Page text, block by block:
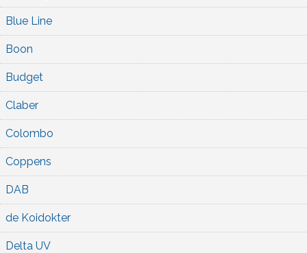
Blue Line
Boon
Budget
Claber
Colombo
Coppens
DAB
de Koidokter
Delta UV